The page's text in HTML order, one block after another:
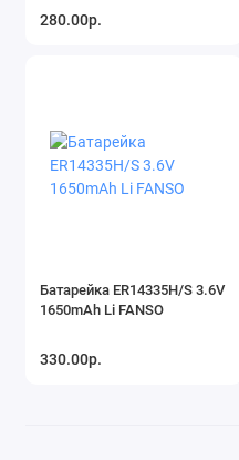
280.00р.
Батарейка ER14335H/S 3.6V
1650mAh Li FANSO
330.00р.